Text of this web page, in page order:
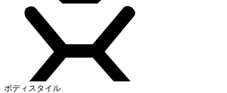
ボディスタイル